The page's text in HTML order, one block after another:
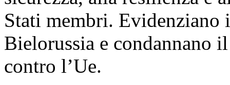
Stati membri.
Bielorussia e condannano
contro l’Ue.